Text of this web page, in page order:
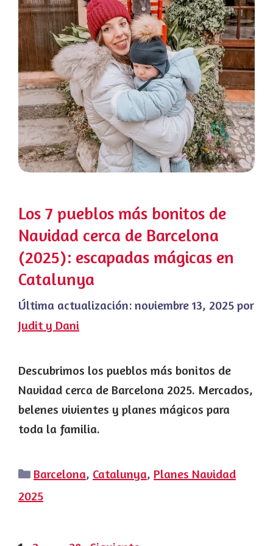
Los 7 pueblos más bonitos de
Navidad cerca de Barcelona
(2025): escapadas mágicas en
Catalunya
Última actualización: noviembre 13, 2025 por
Judit y Dani
Descubrimos los pueblos más bonitos de
Navidad cerca de Barcelona 2025. Mercados,
belenes vivientes y planes mágicos para
toda la familia.
Categorías
Barcelona, Catalunya, Planes Navidad
2025